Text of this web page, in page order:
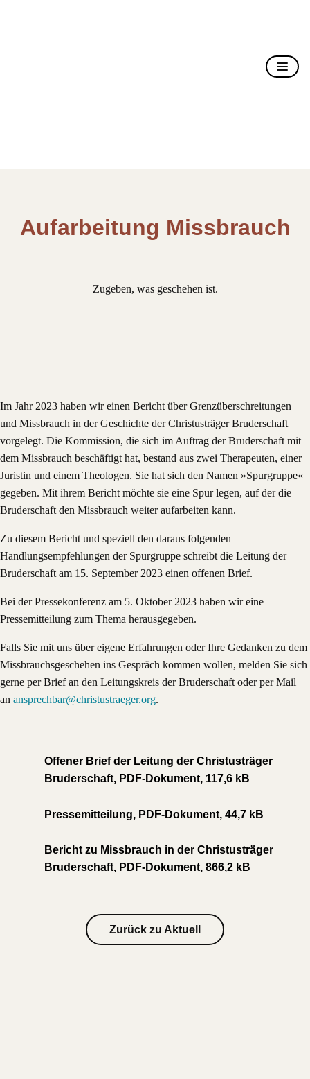
Aufarbeitung Missbrauch
Zugeben, was geschehen ist.
Im Jahr 2023 haben wir einen Bericht über Grenzüberschreitungen
und Missbrauch in der Geschichte der Christusträger Bruderschaft
vorgelegt. Die Kommission, die sich im Auftrag der Bruderschaft mit
dem Missbrauch beschäftigt hat, bestand aus zwei Therapeuten, einer
Juristin und einem Theologen. Sie hat sich den Namen »Spurgruppe«
gegeben. Mit ihrem Bericht möchte sie eine Spur legen, auf der die
Bruderschaft den Missbrauch weiter aufarbeiten kann.
Zu diesem Bericht und speziell den daraus folgenden
Handlungsempfehlungen der Spurgruppe schreibt die Leitung der
Bruderschaft am 15. September 2023 einen offenen Brief.
Bei der Pressekonferenz am 5. Oktober 2023 haben wir eine
Pressemitteilung zum Thema herausgegeben.
Falls Sie mit uns über eigene Erfahrungen oder Ihre Gedanken zu dem
Missbrauchsgeschehen ins Gespräch kommen wollen, melden Sie sich
gerne per Brief an den Leitungskreis der Bruderschaft oder per Mail
an ansprechbar@christustraeger.org.
Offener Brief der Leitung der Christusträger
Bruderschaft, PDF-Dokument, 117,6 kB
Pressemitteilung, PDF-Dokument, 44,7 kB
Bericht zu Missbrauch in der Christusträger
Bruderschaft, PDF-Dokument, 866,2 kB
Zurück zu Aktuell